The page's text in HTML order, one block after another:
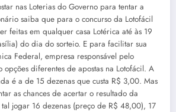
nas Loterias do Governo para tentar a
saiba que para o concurso da Lotofácil
feitas em qualquer casa Lotérica até às 19
do dia do sorteio. E para facilitar sua
Federal, empresa responsável pelo
opções diferentes de apostas na Lotofácil. A
é a de 15 dezenas que custa R$ 3,00. Mas
as chances de acertar o resultado da
jogar 16 dezenas (preço de R$ 48,00), 17